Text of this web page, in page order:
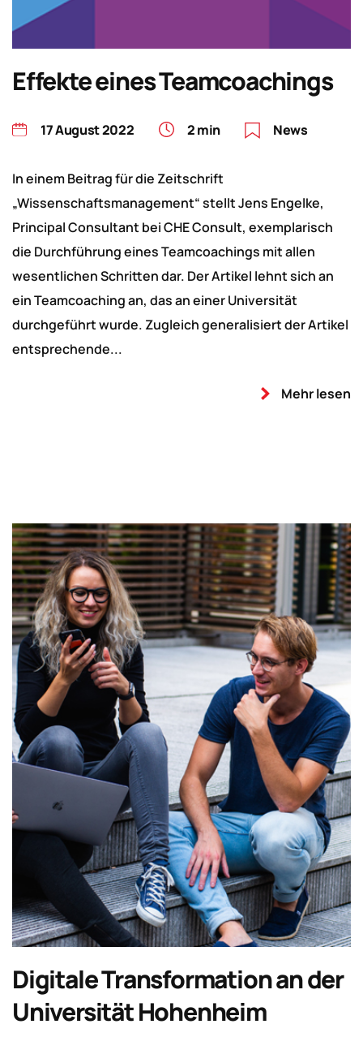
Effekte eines Teamcoachings
17 August 2022 2 min News
In einem Beitrag für die Zeitschrift
„Wissenschaftsmanagement“ stellt Jens Engelke,
Principal Consultant bei CHE Consult, exemplarisch
die Durchführung eines Teamcoachings mit allen
wesentlichen Schritten dar. Der Artikel lehnt sich an
ein Teamcoaching an, das an einer Universität
durchgeführt wurde. Zugleich generalisiert der Artikel
entsprechende...
Mehr lesen
Digitale Transformation an der
Universität Hohenheim